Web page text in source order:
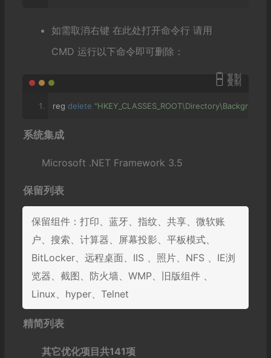
如需取消右键 在此处打开命令行 请用
CMD 运行以下命令即可删除：
复制
复制
reg delete
系统集成
Microsoft .NET Framework 3.5
保留列表
保留组件：打印、蓝牙、指纹、共享、微软账
户、搜索、计算器、屏幕投影、平板模式、
BitLocker、远程桌面、IIS 、照片、NFS 、IE浏
览器、截图、防火墙、WMP、旧版组件 、
Linux、hyper、Telnet
精简列表
其它优化项目共141项